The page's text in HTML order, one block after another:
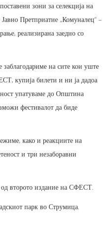
зони за селекција на
Претприатие „Комуналец“ –
реализирана заедно со
заблагодариме на сите кои уште
купија билети и ни ја дадоа
упатуваме до Општина
фестивалот да биде
како и реакциите на
и три незаборавни
од второто издание на СФЕСТ.
парк во Струмица.